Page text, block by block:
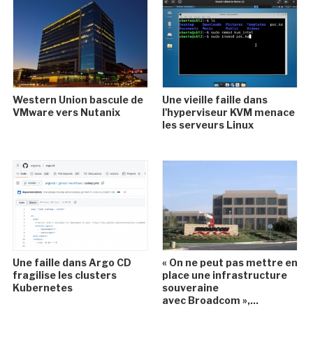
Western Union bascule de
VMware vers Nutanix
Une vieille faille dans
l'hyperviseur KVM menace
les serveurs Linux
Une faille dans Argo CD
fragilise les clusters
Kubernetes
« On ne peut pas mettre en
place une infrastructure
souveraine
avec Broadcom »,...